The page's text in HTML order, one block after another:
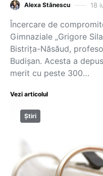
Alexa Stănescu 18
Încercare de
Gimnaziale „Grigore
Bistrița-Năsăud,
Budișan. Acesta a
merit cu peste 300…
Vezi articolul
Știri